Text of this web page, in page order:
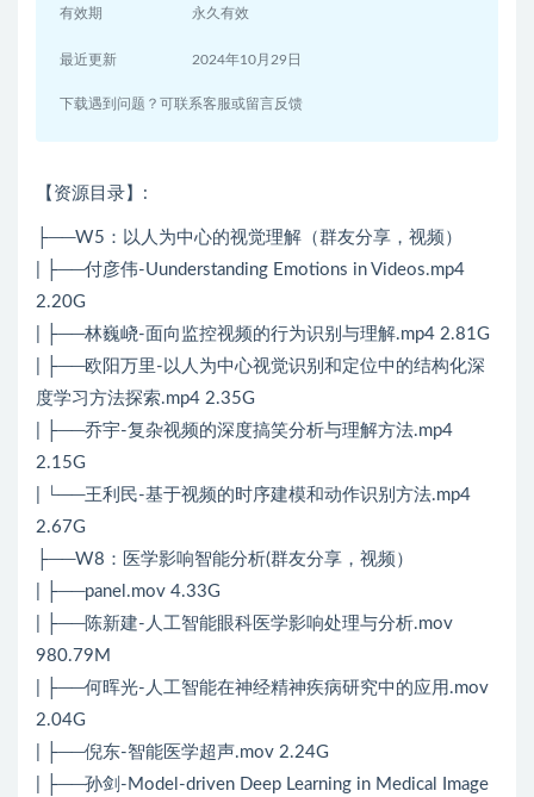
有效期 永久有效
最近更新 2024年10月29日
下载遇到问题？可联系客服或留言反馈
【资源目录】:
├──W5：以人为中心的视觉理解（群友分享，视频）
| ├──付彦伟-Uunderstanding Emotions in Videos.mp4
2.20G
| ├──林巍峣-面向监控视频的行为识别与理解.mp4 2.81G
| ├──欧阳万里-以人为中心视觉识别和定位中的结构化深
度学习方法探索.mp4 2.35G
| ├──乔宇-复杂视频的深度搞笑分析与理解方法.mp4
2.15G
| └──王利民-基于视频的时序建模和动作识别方法.mp4
2.67G
├──W8：医学影响智能分析(群友分享，视频）
| ├──panel.mov 4.33G
| ├──陈新建-人工智能眼科医学影响处理与分析.mov
980.79M
| ├──何晖光-人工智能在神经精神疾病研究中的应用.mov
2.04G
| ├──倪东-智能医学超声.mov 2.24G
| ├──孙剑-Model-driven Deep Learning in Medical Image